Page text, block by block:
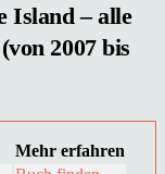
Island – alle
2007 bis
Mehr erfahren